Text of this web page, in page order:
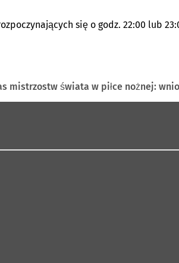
się o godz. 22:00 lub
mistrzostw świata w piłce nożnej: